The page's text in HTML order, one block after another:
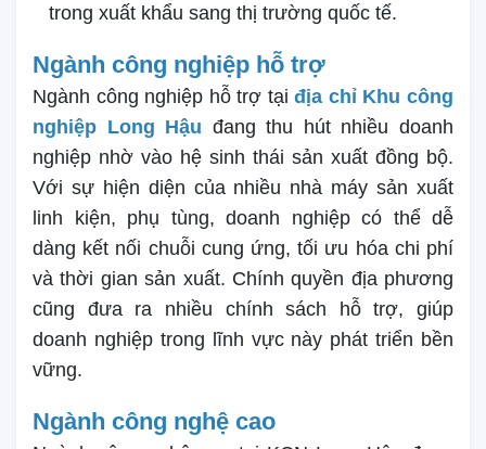
trong xuất khẩu sang thị trường quốc tế.
Ngành công nghiệp hỗ trợ
Ngành công nghiệp hỗ trợ tạiđịa chỉ Khu công
nghiệp Long Hậu đang thu hút nhiều doanh
nghiệp nhờ vào hệ sinh thái sản xuất đồng bộ.
Với sự hiện diện của nhiều nhà máy sản xuất
linh kiện, phụ tùng, doanh nghiệp có thể dễ
dàng kết nối chuỗi cung ứng, tối ưu hóa chi phí
và thời gian sản xuất. Chính quyền địa phương
cũng đưa ra nhiều chính sách hỗ trợ, giúp
doanh nghiệp trong lĩnh vực này phát triển bền
vững.
Ngành công nghệ cao